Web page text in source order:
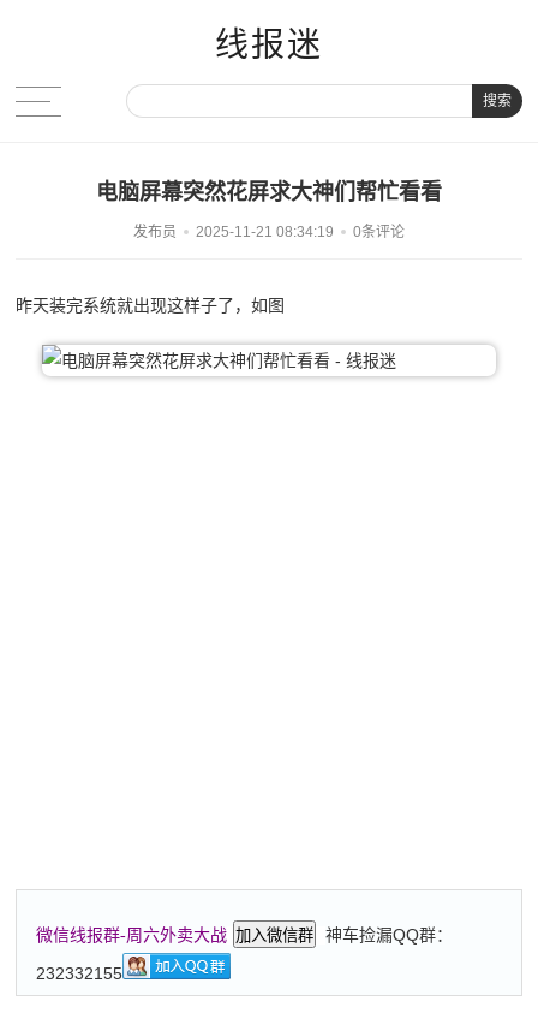
线报迷
搜索
电脑屏幕突然花屏求大神们帮忙看看
发布员 2025-11-21 08:34:19 0条评论
昨天装完系统就出现这样子了，如图
微信线报群-周六外卖大战 加入微信群
神车捡漏QQ群：
232332155